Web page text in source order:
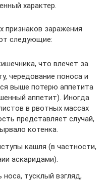
характер.
заражения
следующие:
что влечет за
чередование поноса и
выше потерю аппетита
аппетит). Иногда
в рвотных массах
представляет случай,
котенка.
кашля (в частности,
аскаридами).
носа, тусклый взгляд,